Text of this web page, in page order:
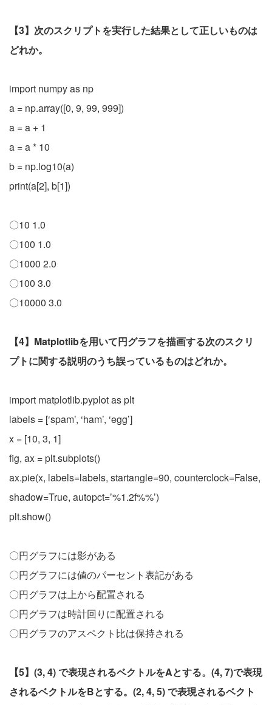
【3】次のスクリプトを実行した結果として正しいものは
どれか。
import numpy as np
a = np.array([0, 9, 99, 999])
a = a + 1
a = a * 10
b = np.log10(a)
print(a[2], b[1])
〇10 1.0
〇100 1.0
〇1000 2.0
〇100 3.0
〇10000 3.0
【4】Matplotlibを用いて円グラフを描画する次のスクリ
プトに関する説明のうち誤っているものはどれか。
import matplotlib.pyplot as plt
labels = [‘spam’, ‘ham’, ‘egg’]
x = [10, 3, 1]
fig, ax = plt.subplots()
ax.pie(x, labels=labels, startangle=90, counterclock=False,
shadow=True, autopct=’%1.2f%%’)
plt.show()
〇円グラフには影がある
〇円グラフには値のパーセント表記がある
〇円グラフは上から配置される
〇円グラフは時計回りに配置される
〇円グラフのアスペクト比は保持される
【5】(3, 4) で表現されるベクトルをAとする。(4, 7)で表現
されるベクトルをBとする。(2, 4, 5) で表現されるベクト